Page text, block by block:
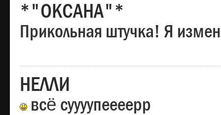
*"ОКСАНА"*
Прикольная штучка! Я
НЕЛЛИ
всё суууупеееерр